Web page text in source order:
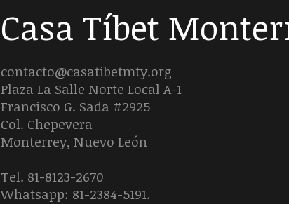
Casa Tíbet
contacto@casatibetmty.org
Plaza La Salle Norte Local A-1
Francisco G. Sada #2925
Col. Chepevera
Monterrey, Nuevo León
Tel. 81-8123-2670
Whatsapp: 81-2384-5191.